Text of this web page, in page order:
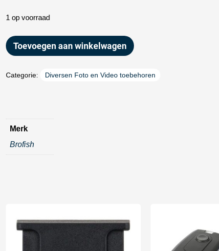
1 op voorraad
Toevoegen aan winkelwagen
Categorie: Diversen Foto en Video toebehoren
Merk
Brofish